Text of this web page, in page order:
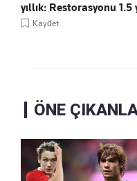
yıllık: Restorasyonu 1.5
Kaydet
ÖNE